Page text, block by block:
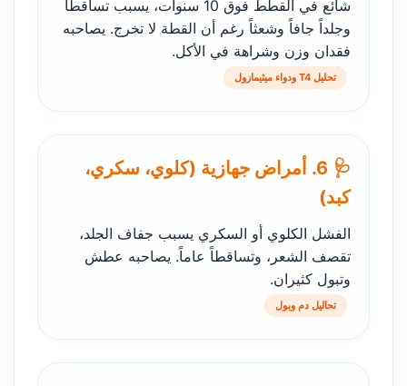
شائع في القطط فوق 10 سنوات، يسبب تساقطاً
وجلداً جافاً وشعثاً رغم أن القطة لا تخرج. يصاحبه
فقدان وزن وشراهة في الأكل.
تحليل T4 ودواء ميثيمازول
🩺 6. أمراض جهازية (كلوي، سكري،
كبد)
الفشل الكلوي أو السكري يسبب جفاف الجلد،
تقصف الشعر، وتساقطاً عاماً. يصاحبه عطش
وتبول كثيران.
تحاليل دم وبول